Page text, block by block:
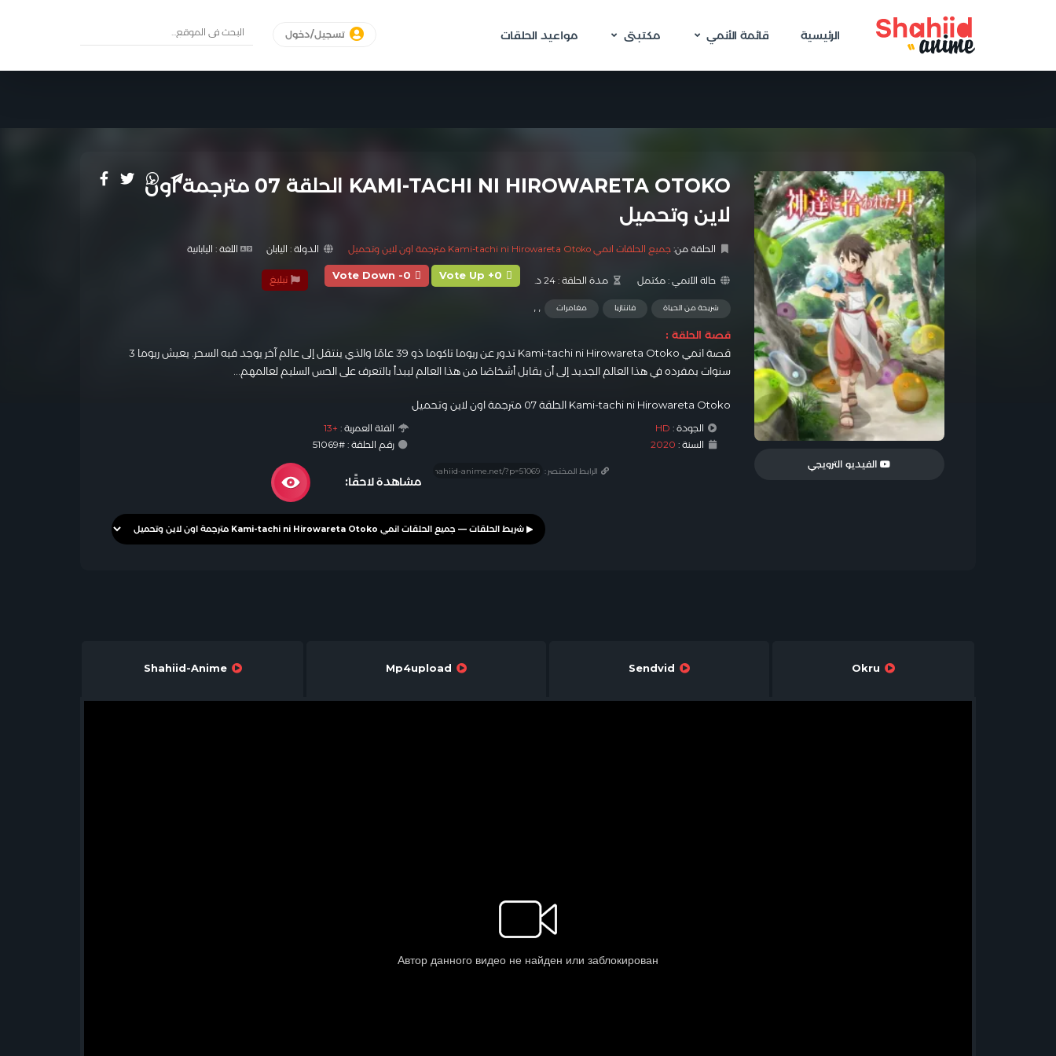
الرئيسية قائمة الأنمي مكتبتى مواعيد الحلقات تسجيل/دخول
الفيديو الترويجي
KAMI-TACHI NI HIROWARETA OTOKO الحلقة 07 مترجمة اون
لاين وتحميل
الحلقة من:جميع الحلقات انمي Kami-tachi ni Hirowareta Otoko مترجمة اون لاين وتحميل الدولة : اليابان اللغة : اليابانية
حالة الأنمي :مكتمل مدة الحلقة : 24 د. Vote Up +0
Vote Down -0 تبليغ
شريحة من الحياة , فانتازيا , مغامرات
قصة الحلقة :
قصة انمي Kami-tachi ni Hirowareta Otoko تدور عن ريوما تاكوما ذو 39 عامًا والذي ينتقل إلى عالم آخر يوجد فيه السحر. يعيش ريوما 3
سنوات بمفرده في هذا العالم الجديد إلى أن يقابل أشخاصًا من هذا العالم ليبدأ بالتعرف على الحس السليم لعالمهم…
Kami-tachi ni Hirowareta Otoko الحلقة 07 مترجمة اون لاين وتحميل
الجودة : HD الفئة العمرية : +13
السنة : 2020 رقم الحلقة : #51069
الرابط المختصر :
مشاهدة لاحقًا:
Shahiid-Anime